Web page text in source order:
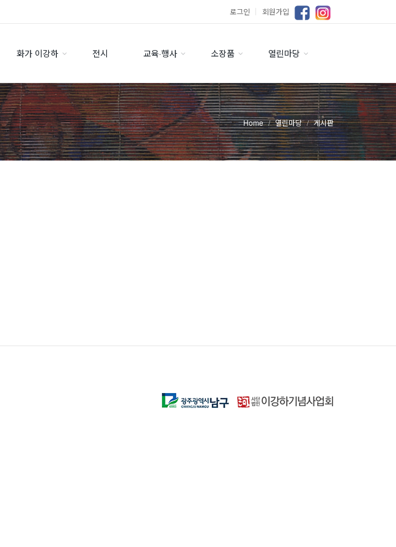
로그인 ｜ 회원가입
화가 이강하 전시 교육·행사 소장품 열린마당
Home 열린마당 게시판